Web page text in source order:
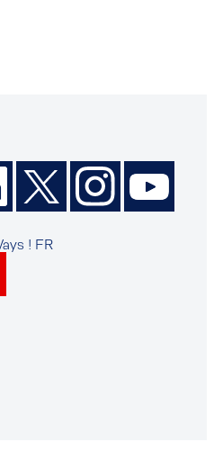
! FR